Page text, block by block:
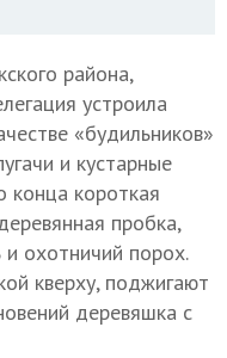
района,
устроила
«будильников»
и кустарные
конца короткая
пробка,
охотничий порох.
кверху, поджигают
деревяшка с